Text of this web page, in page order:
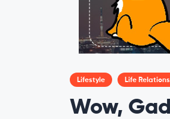
Lifestyle Life
Wow,